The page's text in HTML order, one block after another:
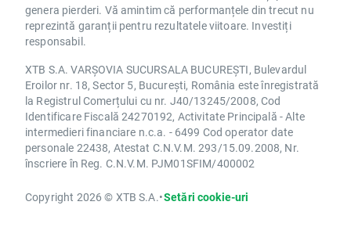
genera pierderi. Vă amintim că performanțele din trecut nu
reprezintă garanții pentru rezultatele viitoare. Investiți
responsabil.
XTB S.A. VARȘOVIA SUCURSALA BUCUREȘTI, Bulevardul
Eroilor nr. 18, Sector 5, București, România este înregistrată
la Registrul Comerțului cu nr. J40/13245/2008, Cod
Identificare Fiscală 24270192, Activitate Principală - Alte
intermedieri financiare n.c.a. - 6499 Cod operator date
personale 22438, Atestat C.N.V.M. 293/15.09.2008, Nr.
înscriere în Reg. C.N.V.M. PJM01SFIM/400002
Copyright 2026 © XTB S.A.•Setări cookie-uri